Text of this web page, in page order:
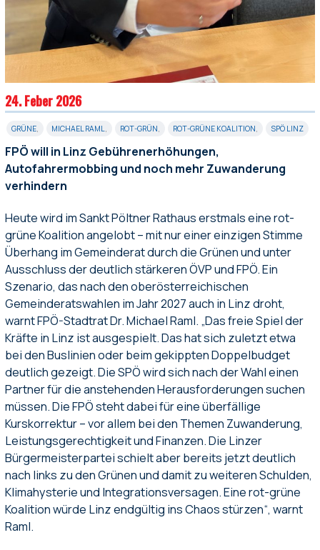
24. Feber 2026
GRÜNE MICHAEL RAML ROT-GRÜN ROT-GRÜNE KOALITION SPÖ LINZ
FPÖ will in Linz Gebührenerhöhungen,
Autofahrermobbing und noch mehr Zuwanderung
verhindern
Heute wird im Sankt Pöltner Rathaus erstmals eine rot-
grüne Koalition angelobt – mit nur einer einzigen Stimme
Überhang im Gemeinderat durch die Grünen und unter
Ausschluss der deutlich stärkeren ÖVP und FPÖ. Ein
Szenario, das nach den oberösterreichischen
Gemeinderatswahlen im Jahr 2027 auch in Linz droht,
warnt FPÖ-Stadtrat Dr. Michael Raml. „Das freie Spiel der
Kräfte in Linz ist ausgespielt. Das hat sich zuletzt etwa
bei den Buslinien oder beim gekippten Doppelbudget
deutlich gezeigt. Die SPÖ wird sich nach der Wahl einen
Partner für die anstehenden Herausforderungen suchen
müssen. Die FPÖ steht dabei für eine überfällige
Kurskorrektur – vor allem bei den Themen Zuwanderung,
Leistungsgerechtigkeit und Finanzen. Die Linzer
Bürgermeisterpartei schielt aber bereits jetzt deutlich
nach links zu den Grünen und damit zu weiteren Schulden,
Klimahysterie und Integrationsversagen. Eine rot-grüne
Koalition würde Linz endgültig ins Chaos stürzen“, warnt
Raml.